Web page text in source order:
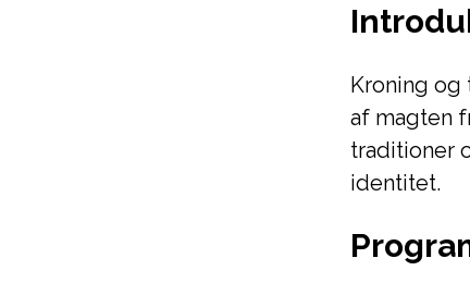
Kroning og
af magten
traditioner
identitet.